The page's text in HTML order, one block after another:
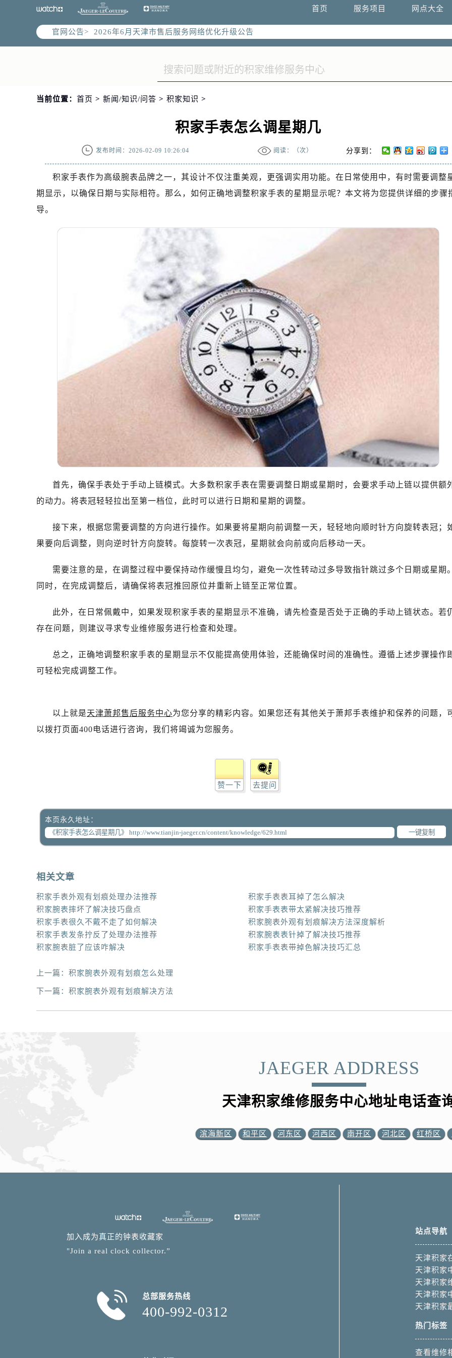
首页 服务项目 网点大全
官网公告>
2026年6月天津市售后服务网络优化升级公告
2026年6月天津市官方售后客户服务热线：
天津市和平区赤峰道136号天津国际金融中心写字楼26层2603室（需提前预约）
节假日正常营业！
当前位置： 首页 > 新闻/知识/问答 > 积家知识 >
积家手表怎么调星期几
发布时间：2026-02-09 10:26:04 阅读：（次） 分享到：
积家手表作为高级腕表品牌之一，其设计不仅注重美观，更强调实用功能。在日常使用中，有时需要调整
期显示，以确保日期与实际相符。那么，如何正确地调整积家手表的星期显示呢？本文将为您提供详细的步骤
导。
首先，确保手表处于手动上链模式。大多数积家手表在需要调整日期或星期时，会要求手动上链以提供额
的动力。将表冠轻轻拉出至第一档位，此时可以进行日期和星期的调整。
接下来，根据您需要调整的方向进行操作。如果要将星期向前调整一天，轻轻地向顺时针方向旋转表冠；
果要向后调整，则向逆时针方向旋转。每旋转一次表冠，星期就会向前或向后移动一天。
需要注意的是，在调整过程中要保持动作缓慢且均匀，避免一次性转动过多导致指针跳过多个日期或星期
同时，在完成调整后，请确保将表冠推回原位并重新上链至正常位置。
此外，在日常佩戴中，如果发现积家手表的星期显示不准确，请先检查是否处于正确的手动上链状态。若
存在问题，则建议寻求专业维修服务进行检查和处理。
总之，正确地调整积家手表的星期显示不仅能提高使用体验，还能确保时间的准确性。遵循上述步骤操作
可轻松完成调整工作。
以上就是天津萧邦售后服务中心为您分享的精彩内容。如果您还有其他关于萧邦手表维护和保养的问题，
以拨打页面400电话进行咨询，我们将竭诚为您服务。
赞一下 去提问
本页永久地址：
一键复制
相关文章
积家手表外观有划痕处理办法推荐
积家手表表耳掉了怎么解决
积家腕表摔坏了解决技巧盘点
积家手表表带太紧解决技巧推荐
积家手表很久不戴不走了如何解决
积家腕表外观有划痕解决方法深度解析
积家手表发条拧反了处理办法推荐
积家腕表表针掉了解决技巧推荐
积家腕表脏了应该咋解决
积家手表表带掉色解决技巧汇总
上一篇： 积家腕表外观有划痕怎么处理
下一篇： 积家腕表外观有划痕解决方法
JAEGER ADDRESS
天津积家维修服务中心地址电话查
滨海新区 和平区 河东区 河西区 南开区 河北区 红桥区
加入成为真正的钟表收藏家
"Join a real clock collector.”
总部服务热线
400-992-0312
站点导航
天津积家
天津积家
天津积家
天津积家
天津积家
热门标签
查看维修